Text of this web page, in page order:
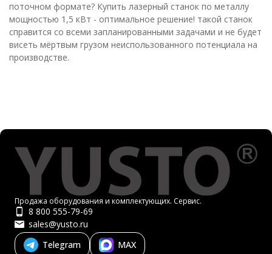
поточном формате? Купить лазерный станок по металлу
мощностью 1,5 кВт - оптимальное решение! такой станок
справится со всеми запланированными задачами и не будет
висеть мёртвым грузом неиспользованного потенциала на
производстве.
Продажа оборудования и комплектующих. Сервис.
8 800 555-79-69
sales@yusto.ru
Telegram
MAX